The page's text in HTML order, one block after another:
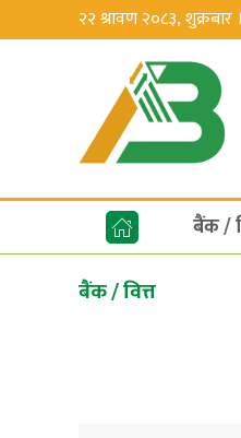
२२ श्रावण २०८३,
बैंक /
बैंक / वित्त